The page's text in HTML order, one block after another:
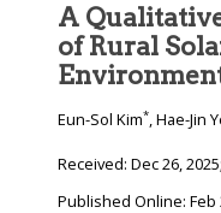
A
of Rural
Eun-Sol Kim*, Hae-Jin
Received: Dec 26, 2025
Published Online: Feb